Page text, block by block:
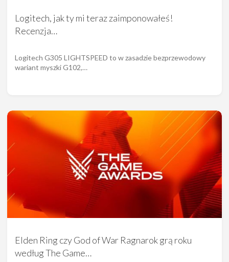
Logitech, jak ty mi teraz zaimponowałeś!
Recenzja…
Logitech G305 LIGHTSPEED to w zasadzie bezprzewodowy
wariant myszki G102,…
Elden Ring czy God of War Ragnarok grą roku
według The Game…